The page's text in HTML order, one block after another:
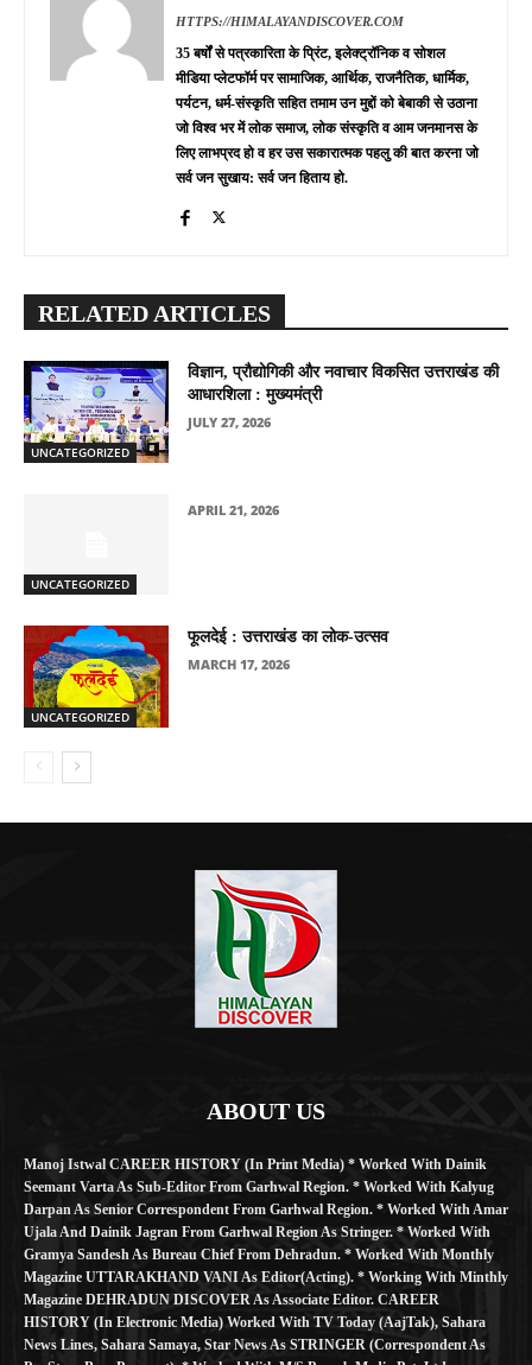
HTTPS://HIMALAYANDISCOVER.COM
35 बर्षों से पत्रकारिता के प्रिंट, इलेक्ट्रॉनिक व सोशल
मीडिया प्लेटफॉर्म पर सामाजिक, आर्थिक, राजनैतिक, धार्मिक,
पर्यटन, धर्म-संस्कृति सहित तमाम उन मुद्दों को बेबाकी से उठाना
जो विश्व भर में लोक समाज, लोक संस्कृति व आम जनमानस के
लिए लाभप्रद हो व हर उस सकारात्मक पहलु की बात करना जो
सर्व जन सुखाय: सर्व जन हिताय हो.
RELATED ARTICLES
UNCATEGORIZED
विज्ञान, प्रौद्योगिकी और नवाचार विकसित उत्तराखंड की
आधारशिला : मुख्यमंत्री
JULY 27, 2026
UNCATEGORIZED
APRIL 21, 2026
UNCATEGORIZED
फूलदेई : उत्तराखंड का लोक-उत्सव
MARCH 17, 2026
ABOUT US
Manoj Istwal CAREER HISTORY (in Print Media) * Worked With Dainik
Seemant Varta As Sub-Editor From Garhwal Region. * Worked With Kalyug
Darpan As Senior Correspondent From Garhwal Region. * Worked With Amar
Ujala And Dainik Jagran From Garhwal Region As Stringer. * Worked With
Gramya Sandesh As Bureau Chief From Dehradun. * Worked With Monthly
Magazine UTTARAKHAND VANI As Editor(Acting). * Working With Minthly
Magazine DEHRADUN DISCOVER As Associate Editor. CAREER
HISTORY (in Electronic Media) Worked With TV Today (AajTak), Sahara
News Lines, Sahara Samaya, Star News As STRINGER (Correspondent As